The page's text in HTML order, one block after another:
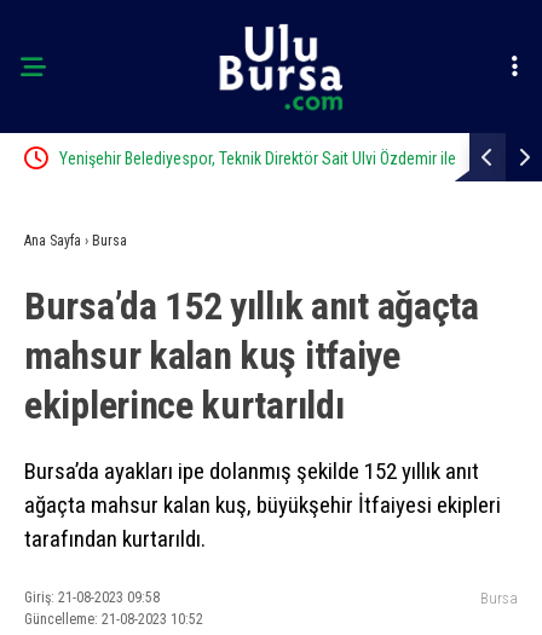
Yenişehir Belediyespor, Teknik Direktör Sait Ulvi Özdemir ile Bisikletiyle
Ana Sayfa › Bursa
Bursa’da 152 yıllık anıt ağaçta
mahsur kalan kuş itfaiye
ekiplerince kurtarıldı
Bursa’da ayakları ipe dolanmış şekilde 152 yıllık anıt
ağaçta mahsur kalan kuş, büyükşehir İtfaiyesi ekipleri
tarafından kurtarıldı.
Giriş: 21-08-2023 09:58
Güncelleme: 21-08-2023 10:52
Bursa